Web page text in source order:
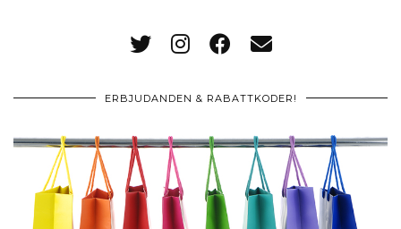
ERBJUDANDEN & RABATTKODER!